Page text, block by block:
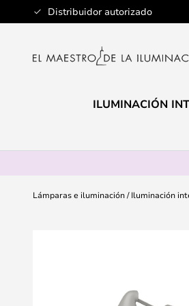
Distribuidor autorizado
Ir
al
ILUMINACIÓN
Lámparas e iluminación Iluminación